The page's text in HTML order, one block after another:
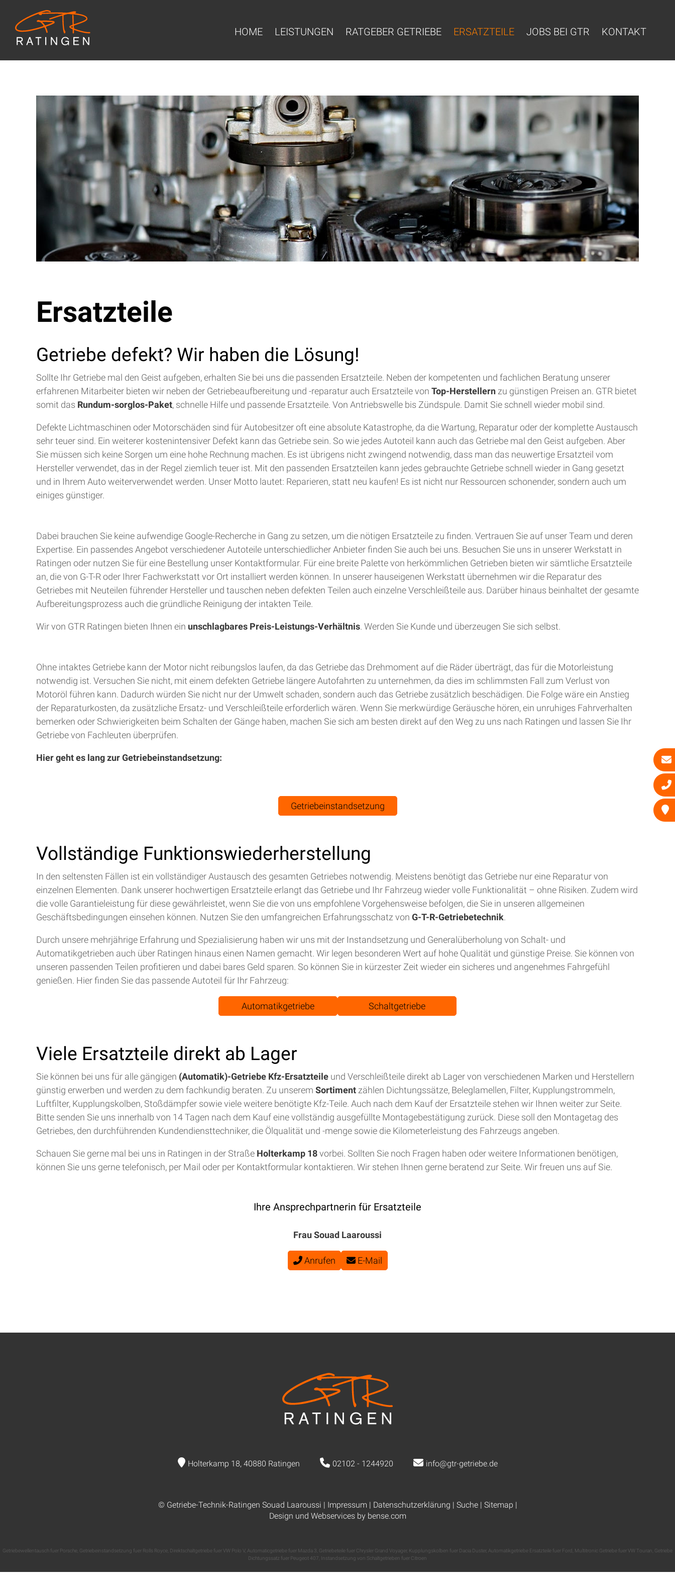
HOME LEISTUNGEN RATGEBER GETRIEBE ERSATZTEILE JOBS BEI GTR KONTAKT
Ersatzteile
Getriebe defekt? Wir haben die Lösung!
Sollte Ihr Getriebe mal den Geist aufgeben, erhalten Sie bei uns die passenden Ersatzteile. Neben der kompetenten und fachlichen Beratung unserer
erfahrenen Mitarbeiter bieten wir neben der Getriebeaufbereitung und -reparatur auch Ersatzteile von Top-Herstellern zu günstigen Preisen an. GTR bietet
somit das Rundum-sorglos-Paket, schnelle Hilfe und passende Ersatzteile. Von Antriebswelle bis Zündspule. Damit Sie schnell wieder mobil sind.
Defekte Lichtmaschinen oder Motorschäden sind für Autobesitzer oft eine absolute Katastrophe, da die Wartung, Reparatur oder der komplette Austausch
sehr teuer sind. Ein weiterer kostenintensiver Defekt kann das Getriebe sein. So wie jedes Autoteil kann auch das Getriebe mal den Geist aufgeben. Aber
Sie müssen sich keine Sorgen um eine hohe Rechnung machen. Es ist übrigens nicht zwingend notwendig, dass man das neuwertige Ersatzteil vom
Hersteller verwendet, das in der Regel ziemlich teuer ist. Mit den passenden Ersatzteilen kann jedes gebrauchte Getriebe schnell wieder in Gang gesetzt
und in Ihrem Auto weiterverwendet werden. Unser Motto lautet: Reparieren, statt neu kaufen! Es ist nicht nur Ressourcen schonender, sondern auch um
einiges günstiger.
Dabei brauchen Sie keine aufwendige Google-Recherche in Gang zu setzen, um die nötigen Ersatzteile zu finden. Vertrauen Sie auf unser Team und deren
Expertise. Ein passendes Angebot verschiedener Autoteile unterschiedlicher Anbieter finden Sie auch bei uns. Besuchen Sie uns in unserer Werkstatt in
Ratingen oder nutzen Sie für eine Bestellung unser Kontaktformular. Für eine breite Palette von herkömmlichen Getrieben bieten wir sämtliche Ersatzteile
an, die von G-T-R oder Ihrer Fachwerkstatt vor Ort installiert werden können. In unserer hauseigenen Werkstatt übernehmen wir die Reparatur des
Getriebes mit Neuteilen führender Hersteller und tauschen neben defekten Teilen auch einzelne Verschleißteile aus. Darüber hinaus beinhaltet der gesamte
Aufbereitungsprozess auch die gründliche Reinigung der intakten Teile.
Wir von GTR Ratingen bieten Ihnen ein unschlagbares Preis-Leistungs-Verhältnis. Werden Sie Kunde und überzeugen Sie sich selbst.
Ohne intaktes Getriebe kann der Motor nicht reibungslos laufen, da das Getriebe das Drehmoment auf die Räder überträgt, das für die Motorleistung
notwendig ist. Versuchen Sie nicht, mit einem defekten Getriebe längere Autofahrten zu unternehmen, da dies im schlimmsten Fall zum Verlust von
Motoröl führen kann. Dadurch würden Sie nicht nur der Umwelt schaden, sondern auch das Getriebe zusätzlich beschädigen. Die Folge wäre ein Anstieg
der Reparaturkosten, da zusätzliche Ersatz- und Verschleißteile erforderlich wären. Wenn Sie merkwürdige Geräusche hören, ein unruhiges Fahrverhalten
bemerken oder Schwierigkeiten beim Schalten der Gänge haben, machen Sie sich am besten direkt auf den Weg zu uns nach Ratingen und lassen Sie Ihr
Getriebe von Fachleuten überprüfen.
Hier geht es lang zur Getriebeinstandsetzung:
Getriebeinstandsetzung
Vollständige Funktionswiederherstellung
In den seltensten Fällen ist ein vollständiger Austausch des gesamten Getriebes notwendig. Meistens benötigt das Getriebe nur eine Reparatur von
einzelnen Elementen. Dank unserer hochwertigen Ersatzteile erlangt das Getriebe und Ihr Fahrzeug wieder volle Funktionalität – ohne Risiken. Zudem wird
die volle Garantieleistung für diese gewährleistet, wenn Sie die von uns empfohlene Vorgehensweise befolgen, die Sie in unseren allgemeinen
Geschäftsbedingungen einsehen können. Nutzen Sie den umfangreichen Erfahrungsschatz von G-T-R-Getriebetechnik.
Durch unsere mehrjährige Erfahrung und Spezialisierung haben wir uns mit der Instandsetzung und Generalüberholung von Schalt- und
Automatikgetrieben auch über Ratingen hinaus einen Namen gemacht. Wir legen besonderen Wert auf hohe Qualität und günstige Preise. Sie können von
unseren passenden Teilen profitieren und dabei bares Geld sparen. So können Sie in kürzester Zeit wieder ein sicheres und angenehmes Fahrgefühl
genießen. Hier finden Sie das passende Autoteil für Ihr Fahrzeug:
Automatikgetriebe Schaltgetriebe
Viele Ersatzteile direkt ab Lager
Sie können bei uns für alle gängigen (Automatik)-Getriebe Kfz-Ersatzteile und Verschleißteile direkt ab Lager von verschiedenen Marken und Herstellern
günstig erwerben und werden zu dem fachkundig beraten. Zu unserem Sortiment zählen Dichtungssätze, Beleglamellen, Filter, Kupplungstrommeln,
Luftfilter, Kupplungskolben, Stoßdämpfer sowie viele weitere benötigte Kfz-Teile. Auch nach dem Kauf der Ersatzteile stehen wir Ihnen weiter zur Seite.
Bitte senden Sie uns innerhalb von 14 Tagen nach dem Kauf eine vollständig ausgefüllte Montagebestätigung zurück. Diese soll den Montagetag des
Getriebes, den durchführenden Kundendiensttechniker, die Ölqualität und -menge sowie die Kilometerleistung des Fahrzeugs angeben.
Schauen Sie gerne mal bei uns in Ratingen in der Straße Holterkamp 18vorbei. Sollten Sie noch Fragen haben oder weitere Informationen benötigen,
können Sie uns gerne telefonisch, per Mail oder per Kontaktformular kontaktieren. Wir stehen Ihnen gerne beratend zur Seite. Wir freuen uns auf Sie.
Ihre Ansprechpartnerin für Ersatzteile
Frau Souad Laaroussi
Anrufen E-Mail
Holterkamp 18, 40880 Ratingen 02102 - 1244920 info@gtr-getriebe.de
© Getriebe-Technik-Ratingen Souad Laaroussi | Impressum | Datenschutzerklärung | Suche| Sitemap |
Design und Webservices by bense.com
Getriebewellentausch fuer Porsche Getriebeinstandsetzung fuer Rolls Royce Direktschaltgetriebe fuer VW Polo V, Automaticgetriebe fuer Mazda 3 Getriebeteile fuer Chrysler Grand Voyager Kupplungskolben fuer Dacia Duster Automatikgetriebe Ersatzteile fuer Ford Multitronic Getriebe fuer VW Touran Getriebe
Dichtungssatz fuer Peugeot 407 Instandsetzung von Schaltgetrieben fuer Citroen